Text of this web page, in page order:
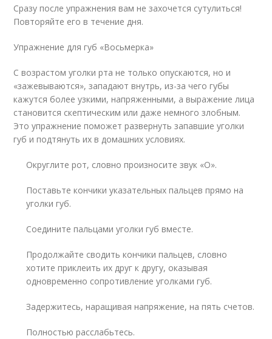
Сразу после упражнения вам не захочется сутулиться!
Повторяйте его в течение дня.
Упражнение для губ «Восьмерка»
С возрастом уголки рта не только опускаются, но и
«зажевываются», западают внутрь, из-за чего губы
кажутся более узкими, напряженными, а выражение лица
становится скептическим или даже немного злобным.
Это упражнение поможет развернуть запавшие уголки
губ и подтянуть их в домашних условиях.
Округлите рот, cловно произносите звук «O».
Поставьте кончики указательных пальцев прямо на
уголки губ.
Соедините пальцами уголки губ вместе.
Продолжайте сводить кончики пальцев, словно
хотите приклеить их друг к другу, оказывая
одновременно сопротивление уголками губ.
Задержитесь, наращивая напряжение, на пять счетов.
Полностью расслабьтесь.